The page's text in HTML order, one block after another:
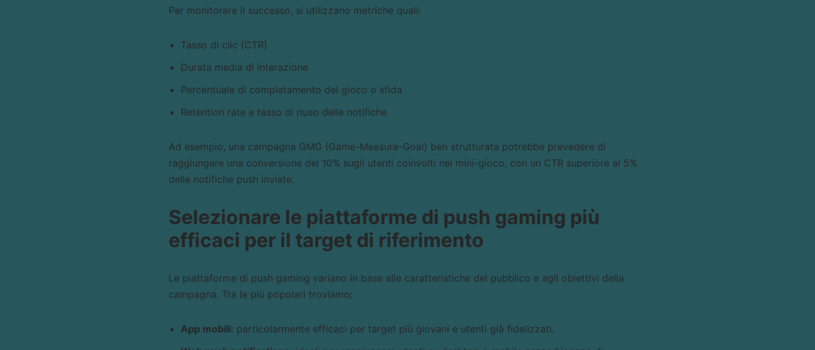
Per monitorare il successo, si utilizzano metriche quali:
Tasso di clic (CTR)
Durata media di interazione
Percentuale di completamento del gioco o sfida
Retention rate e tasso di riuso delle notifiche
Ad esempio, una campagna GMG (Game-Measure-Goal) ben strutturata potrebbe prevedere di
raggiungere una conversione del 10% sugli utenti coinvolti nel mini-gioco, con un CTR superiore al 5%
delle notifiche push inviate.
Selezionare le piattaforme di push gaming più
efficaci per il target di riferimento
Le piattaforme di push gaming variano in base alle caratteristiche del pubblico e agli obiettivi della
campagna. Tra le più popolari troviamo:
App mobili: particolarmente efficaci per target più giovani e utenti già fidelizzati.